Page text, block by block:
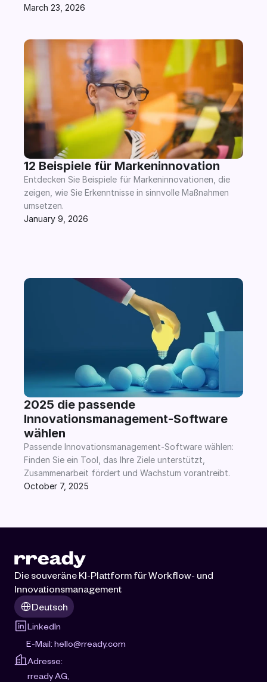
March 23, 2026
12 Beispiele für Markeninnovation
Entdecken Sie Beispiele für Markeninnovationen, die
zeigen, wie Sie Erkenntnisse in sinnvolle Maßnahmen
umsetzen.
January 9, 2026
2025 die passende
Innovationsmanagement-Software
wählen
Passende Innovationsmanagement-Software wählen:
Finden Sie ein Tool, das Ihre Ziele unterstützt,
Zusammenarbeit fördert und Wachstum vorantreibt.
October 7, 2025
Die souveräne KI-Plattform für Workflow- und
Innovationsmanagement
Select Language
Deutsch
LinkedIn
E-Mail: hello@rready.com
Adresse:
rready AG,